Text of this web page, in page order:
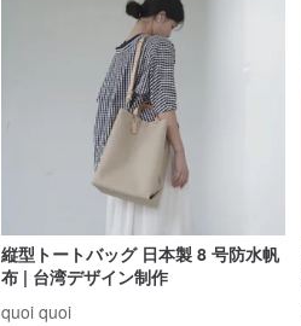
縦型トートバッグ 日本製 8 号防水帆
布 | 台湾デザイン制作
quoi quoi